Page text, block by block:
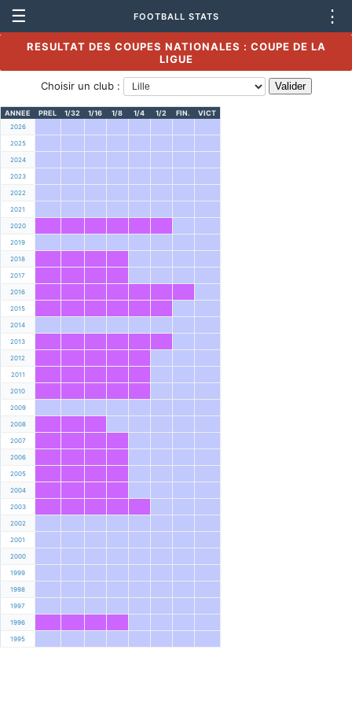
☰ FOOTBALL STATS ⋮
RESULTAT DES COUPES NATIONALES : COUPE DE LA
LIGUE
Choisir un club :
ANNEE PREL 1/32 1/16 1/8 1/4 1/2 FIN. VICT
2026
2025
2024
2023
2022
2021
2020
2019
2018
2017
2016
2015
2014
2013
2012
2011
2010
2009
2008
2007
2006
2005
2004
2003
2002
2001
2000
1999
1998
1997
1996
1995